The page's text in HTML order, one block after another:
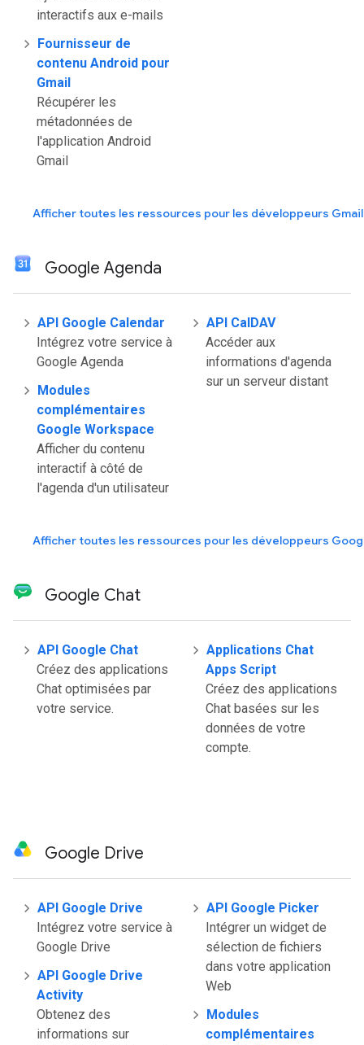
interactifs aux e-mails
Fournisseur de
contenu Android pour
Gmail
Récupérer les
métadonnées de
l'application Android
Gmail
Afficher toutes les ressources pour les développeurs Gmail
Google Agenda
API Google Calendar
Intégrez votre service à
Google Agenda
Modules
complémentaires
Google Workspace
Afficher du contenu
interactif à côté de
l'agenda d'un utilisateur
API CalDAV
Accéder aux
informations d'agenda
sur un serveur distant
Afficher toutes les ressources pour les développeurs
Google Chat
API Google Chat
Créez des applications
Chat optimisées par
votre service.
Applications Chat
Apps Script
Créez des applications
Chat basées sur les
données de votre
compte.
Google Drive
API Google Drive
Intégrez votre service à
Google Drive
API Google Drive
Activity
Obtenez des
informations sur
API Google Picker
Intégrer un widget de
sélection de fichiers
dans votre application
Web
Modules
complémentaires